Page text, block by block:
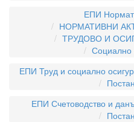
ЕПИ
НОРМАТИВНИ
ТРУДОВО И
Социално
ЕПИ Труд и социално
ЕПИ Счетоводство и